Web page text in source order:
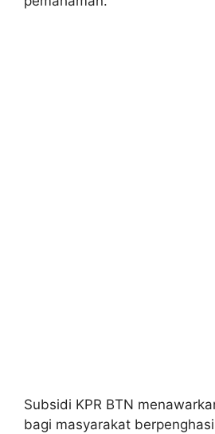
Subsidi KPR BTN
bagi masyarakat